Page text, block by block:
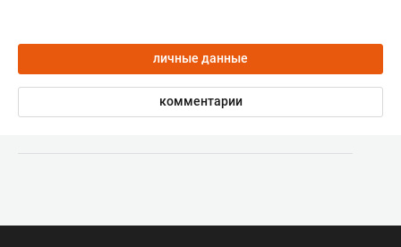
личные данные
комментарии